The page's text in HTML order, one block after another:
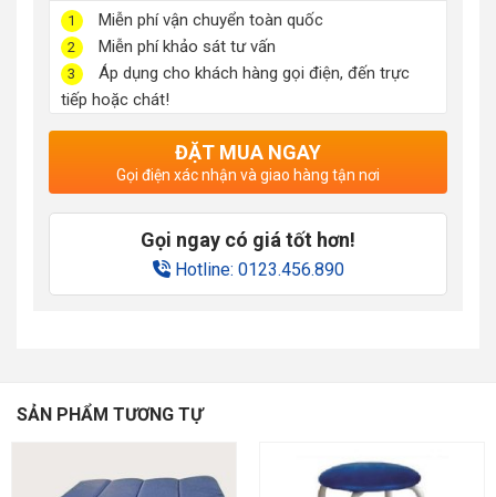
1 Miễn phí vận chuyển toàn quốc
2 Miễn phí khảo sát tư vấn
3
Áp dụng cho khách hàng gọi điện, đến trực
tiếp hoặc chát!
ĐẶT MUA NGAY
Gọi điện xác nhận và giao hàng tận nơi
Gọi ngay có giá tốt hơn!
Hotline: 0123.456.890
SẢN PHẨM TƯƠNG TỰ